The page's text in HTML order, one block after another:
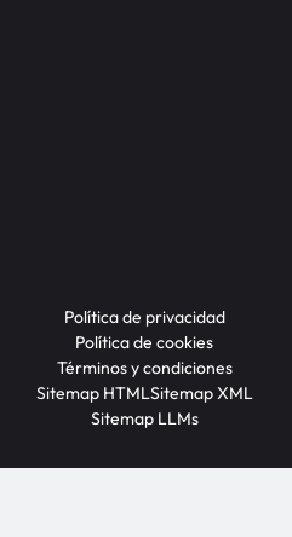
Política de privacidad
Política de cookies
Términos y condiciones
Sitemap HTMLSitemap XML
Sitemap LLMs